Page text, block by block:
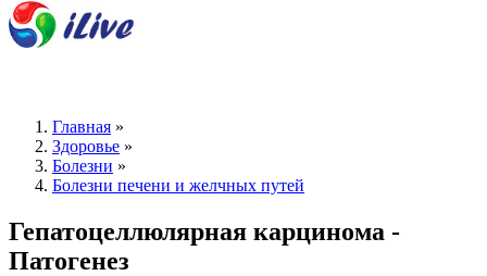
Главная »
Здоровье »
Болезни »
Болезни печени и желчных путей
Гепатоцеллюлярная карцинома -
Патогенез